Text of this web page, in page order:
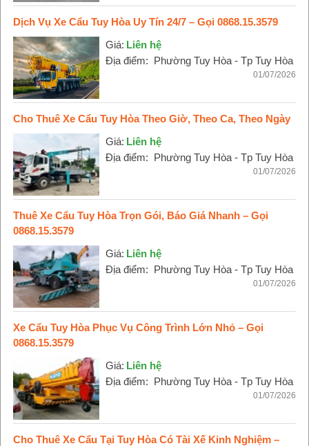
Dịch Vụ Xe Cẩu Tuy Hòa Uy Tín 24/7 – Gọi 0868.15.3579
Giá: Liên hệ
Địa điểm: Phường Tuy Hòa - Tp Tuy Hòa
01/07/2026
Cho Thuê Xe Cẩu Tuy Hòa Theo Giờ, Theo Ca, Theo Ngày
Giá: Liên hệ
Địa điểm: Phường Tuy Hòa - Tp Tuy Hòa
01/07/2026
Thuê Xe Cẩu Tuy Hòa Trọn Gói, Báo Giá Nhanh – Gọi
0868.15.3579
Giá: Liên hệ
Địa điểm: Phường Tuy Hòa - Tp Tuy Hòa
01/07/2026
Xe Cẩu Tuy Hòa Phục Vụ Công Trình Lớn Nhỏ – Gọi
0868.15.3579
Giá: Liên hệ
Địa điểm: Phường Tuy Hòa - Tp Tuy Hòa
01/07/2026
Cho Thuê Xe Cẩu Tại Tuy Hòa Có Tài Xế Kinh Nghiệm –